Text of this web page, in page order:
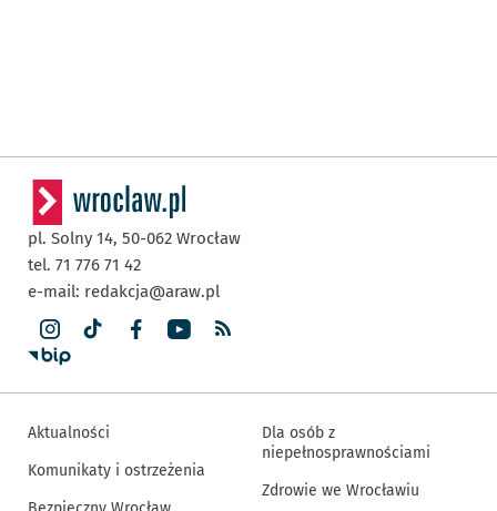
pl. Solny 14, 50-062 Wrocław
tel. 71 776 71 42
e-mail: redakcja@araw.pl
Aktualności
Komunikaty i ostrzeżenia
Dla osób z
niepełnosprawnościami
Zdrowie we Wrocławiu